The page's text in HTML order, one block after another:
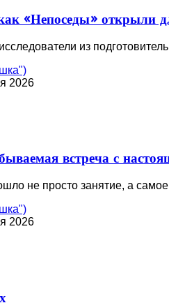
«Непоседы» открыли
из
2026
встреча с
не просто занятие, а
2026